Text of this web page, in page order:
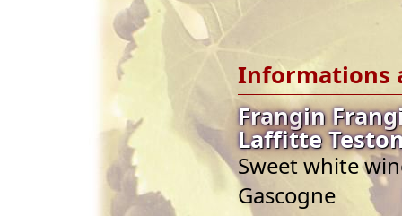
Informations
Frangin
Laffitte
Sweet white
Gascogne